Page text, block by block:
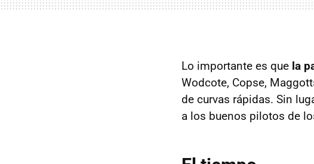
Lo importante es que la
Wodcote, Copse,
de curvas rápidas. Sin
a los buenos pilotos de